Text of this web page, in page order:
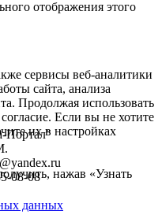
Портал"
08-08
данных
отображения этого
сервисы веб-аналитики
сайта, анализа
Продолжая использовать
Если вы не хотите
их в настройках
нажав «Узнать